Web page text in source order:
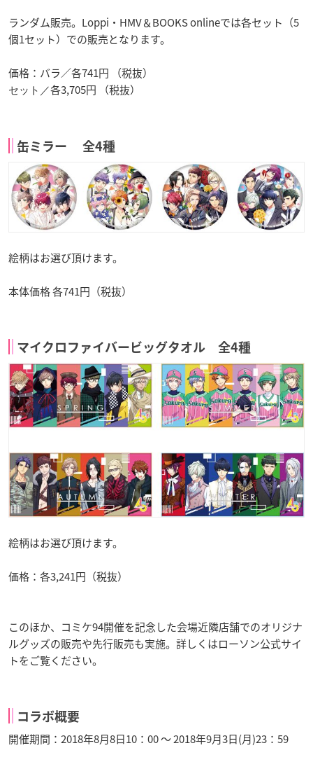
ランダム販売。Loppi・HMV＆BOOKS onlineでは各セット（5
個1セット）での販売となります。
価格：バラ／各741円 （税抜）
セット／各3,705円 （税抜）
缶ミラー 全4種
絵柄はお選び頂けます。
本体価格 各741円（税抜）
マイクロファイバービッグタオル 全4種
絵柄はお選び頂けます。
価格：各3,241円（税抜）
このほか、コミケ94開催を記念した会場近隣店舗でのオリジナ
ルグッズの販売や先行販売も実施。詳しくはローソン公式サイ
トをご覧ください。
コラボ概要
開催期間：2018年8月8日10：00 ～ 2018年9月3日(月)23：59